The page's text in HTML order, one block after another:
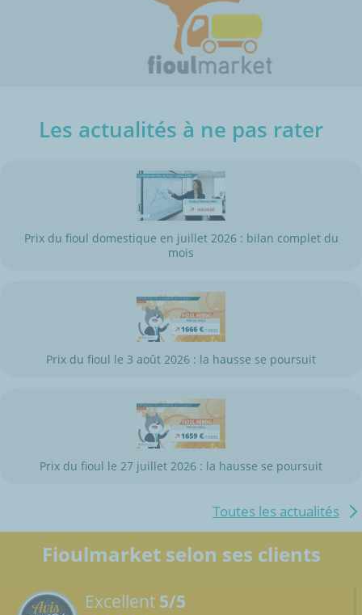
Les actualités à ne pas rater
Prix du fioul domestique en juillet 2026 : bilan complet du
mois
Prix du fioul le 3 août 2026 : la hausse se poursuit
Prix du fioul le 27 juillet 2026 : la hausse se poursuit
Toutes les actualités
Fioulmarket selon ses clients
Excellent 5/5